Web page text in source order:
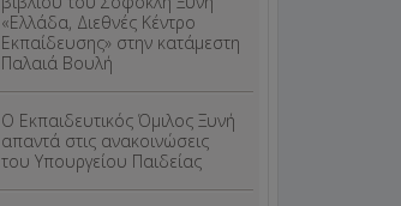
«Ελλάδα, Διεθνές Κέντρο
Εκπαίδευσης» στην κατάμεστη
Παλαιά Βουλή
Ο Εκπαιδευτικός Όμιλος Ξυνή
απαντά στις ανακοινώσεις
του Υπουργείου Παιδείας